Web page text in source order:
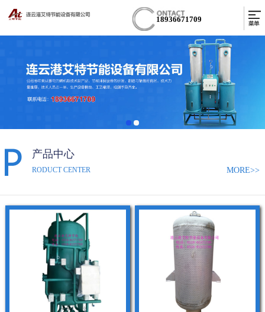
18936671709
产品中心
RODUCT CENTER MORE>>